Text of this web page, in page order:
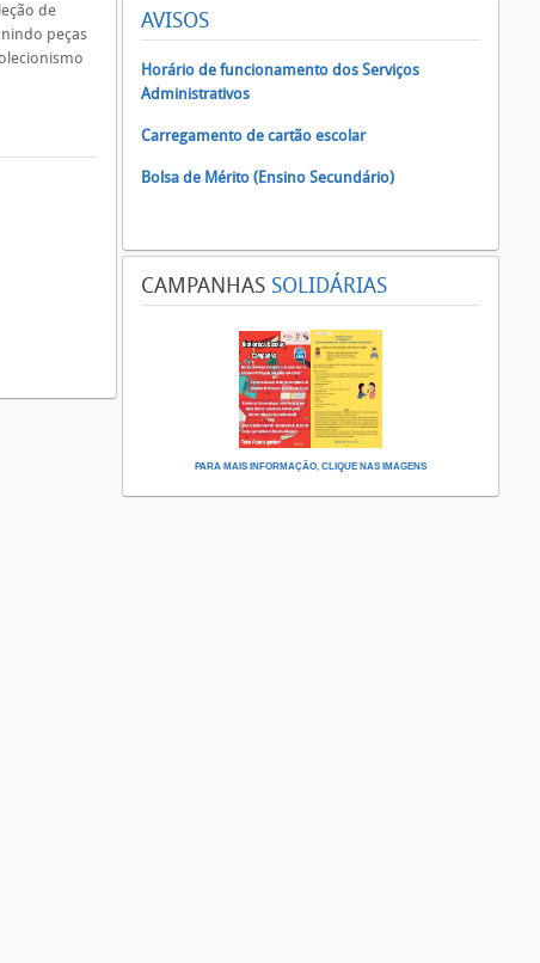
de
peças
AVISOS
Horário de funcionamento dos Serviços
Administrativos
Carregamento de cartão escolar
Bolsa de Mérito (Ensino Secundário)
CAMPANHAS SOLIDÁRIAS
PARA MAIS INFORMAÇÃO, CLIQUE NAS IMAGENS